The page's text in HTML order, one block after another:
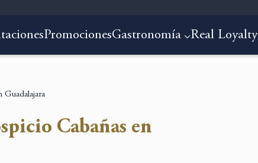
PromocionesGastronomía Real Loyalty
Guadalajara
Cabañas en